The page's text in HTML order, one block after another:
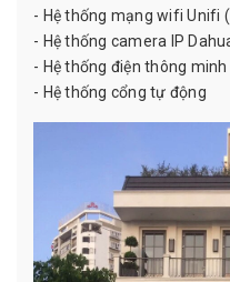
- Hệ thống mạng wifi Unifi
- Hệ thống camera IP
- Hệ thống điện thông minh
- Hệ thống cổng tự động